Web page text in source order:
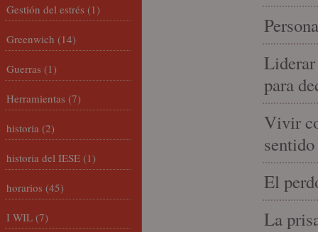
para
Vivir
El
La
Gestión del estrés (1)
Greenwich (14)
Guerras (1)
Herramientas (7)
historia (2)
historia del IESE (1)
horarios (45)
I WIL (7)